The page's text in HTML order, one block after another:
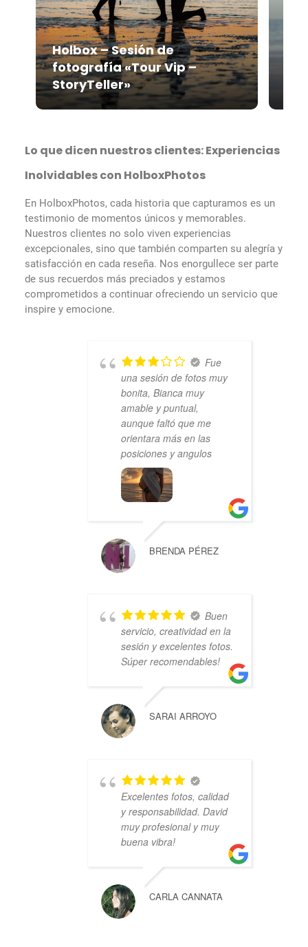
Holbox – Sesión de
fotografía «Tour Vip –
StoryTeller»
Lo que dicen nuestros clientes: Experiencias
Inolvidables con HolboxPhotos
En HolboxPhotos, cada historia que capturamos es un
testimonio de momentos únicos y memorables.
Nuestros clientes no solo viven experiencias
excepcionales, sino que también comparten su alegría y
satisfacción en cada reseña. Nos enorgullece ser parte
de sus recuerdos más preciados y estamos
comprometidos a continuar ofreciendo un servicio que
inspire y emocione.
Fue
una sesión de fotos muy
bonita, Bianca muy
amable y puntual,
aunque faltó que me
orientara más en las
posiciones y angulos
BRENDA PÉREZ
Buen
servicio, creatividad en la
sesión y excelentes fotos.
Súper recomendables!
SARAI ARROYO
Excelentes fotos, calidad
y responsabilidad. David
muy profesional y muy
buena vibra!
CARLA CANNATA